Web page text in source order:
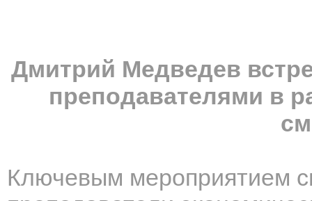
Дмитрий Медведев
преподавателями в
Ключевым мероприятием